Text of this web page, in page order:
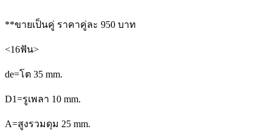
**ขายเป็นคู่ ราคาคู่ละ 950 บาท
<16ฟัน>
de=โต 35 mm.
D1=รูเพลา 10 mm.
A=สูงรวมดุม 25 mm.